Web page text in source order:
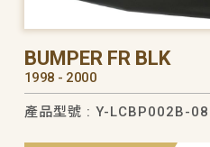
BUMPER FR BLK
1998 - 2000
產品型號 : Y-LCBP002B-08